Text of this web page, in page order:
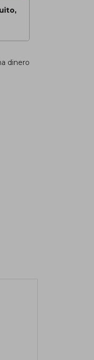
dinero